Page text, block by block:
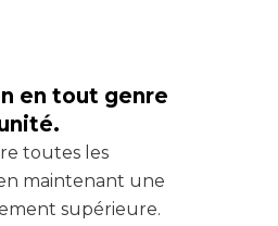
en tout genre
toutes les
maintenant une
supérieure.